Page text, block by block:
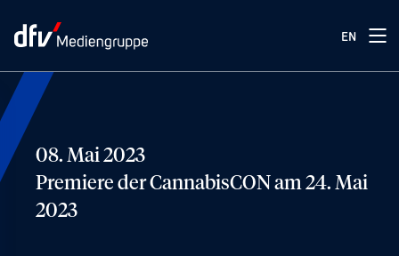
EN
08. Mai 2023
Premiere der CannabisCON am 24. Mai
2023